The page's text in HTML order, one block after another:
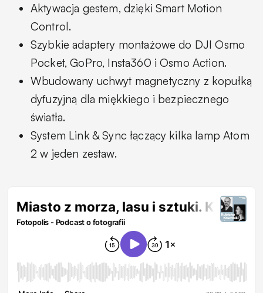
Aktywacja gestem, dzięki Smart Motion
Control.
Szybkie adaptery montażowe do DJI Osmo
Pocket, GoPro, Insta360 i Osmo Action.
Wbudowany uchwyt magnetyczny z kopułką
dyfuzyjną dla miękkiego i bezpiecznego
światła.
System Link & Sync łączący kilka lamp Atom
2 w jeden zestaw.